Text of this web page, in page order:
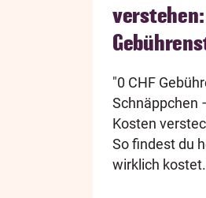
"0 CHF
Schnäppchen
Kosten
So findest du
wirklich kostet.